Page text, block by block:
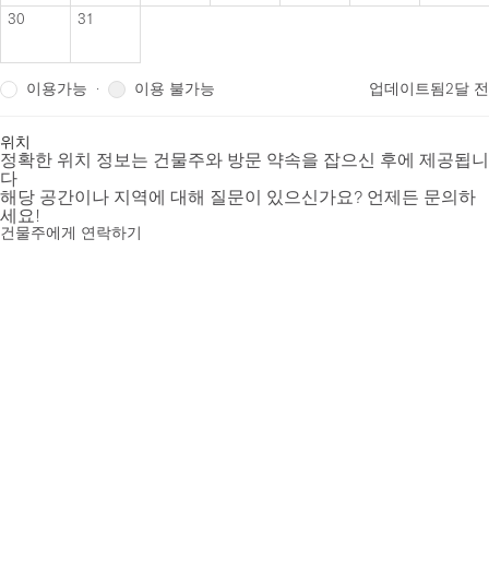
30 31
이용가능 · 이용 불가능 업데이트됨2달 전
위치
정확한 위치 정보는 건물주와 방문 약속을 잡으신 후에 제공됩니
다
해당 공간이나 지역에 대해 질문이 있으신가요? 언제든 문의하
세요!
건물주에게 연락하기